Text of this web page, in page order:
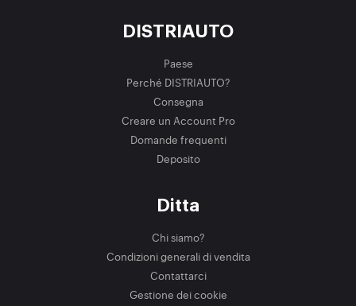
DISTRIAUTO
Paese
Perché DISTRIAUTO?
Consegna
Creare un Account Pro
Domande frequenti
Deposito
Ditta
Chi siamo?
Condizioni generali di vendita
Contattarci
Gestione dei cookie